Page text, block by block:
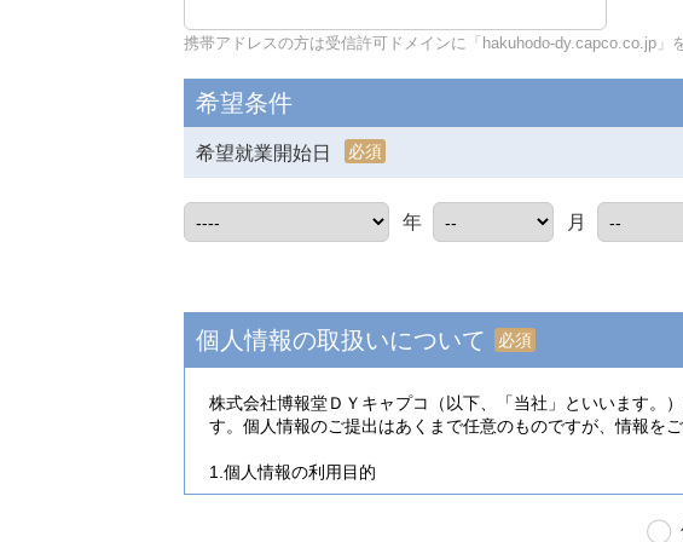
携帯アドレスの方は受信許可ドメインに「hakuhodo-dy.capco.co.jp」
希望条件
希望就業開始日 必須
年 月
個人情報の取扱いについて 必須